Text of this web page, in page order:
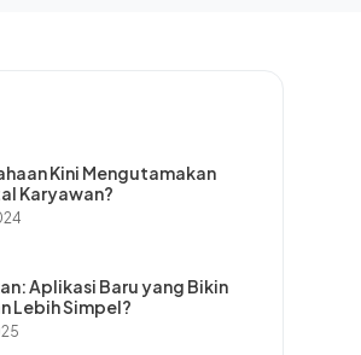
Kini Mengutamakan
Karyawan?
Aplikasi Baru yang Bikin
Lebih Simpel?